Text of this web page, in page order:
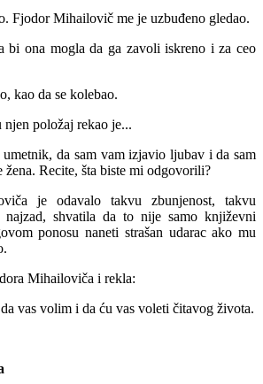
Fjodor Mihailovič me je uzbuđeno gledao.
bi ona mogla da ga zavoli iskreno i za ceo
kao da se kolebao.
njen položaj rekao je...
umetnik, da sam vam izjavio ljubav i da sam
žena. Recite, šta biste mi odgovorili?
je odavalo takvu zbunjenost, takvu
najzad, shvatila da to nije samo književni
ponosu naneti strašan udarac ako mu
Mihailoviča i rekla:
vas volim i da ću vas voleti čitavog života.